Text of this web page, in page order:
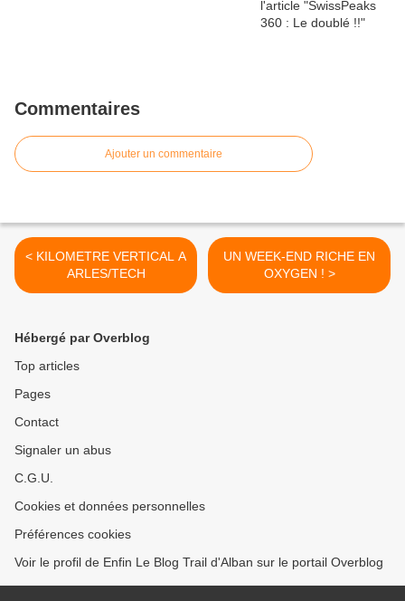
Commentaires
Ajouter un commentaire
< KILOMETRE VERTICAL A
ARLES/TECH
UN WEEK-END RICHE EN
OXYGEN ! >
Hébergé par Overblog
Top articles
Pages
Contact
Signaler un abus
C.G.U.
Cookies et données personnelles
Préférences cookies
Voir le profil de Enfin Le Blog Trail d'Alban sur le portail Overblog